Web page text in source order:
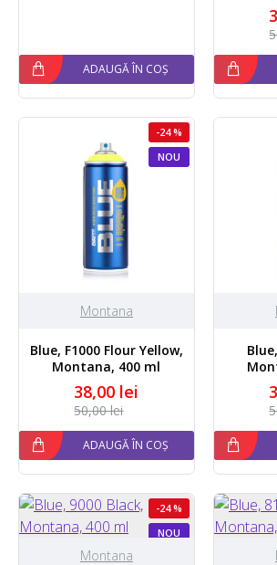
ADAUGĂ ÎN COȘ
NOU
-24 %
Montana
Blue, F1000 Flour Yellow,
Montana, 400 ml
38,00 lei
50,00 lei
ADAUGĂ ÎN COȘ
NOU
-24 %
Montana